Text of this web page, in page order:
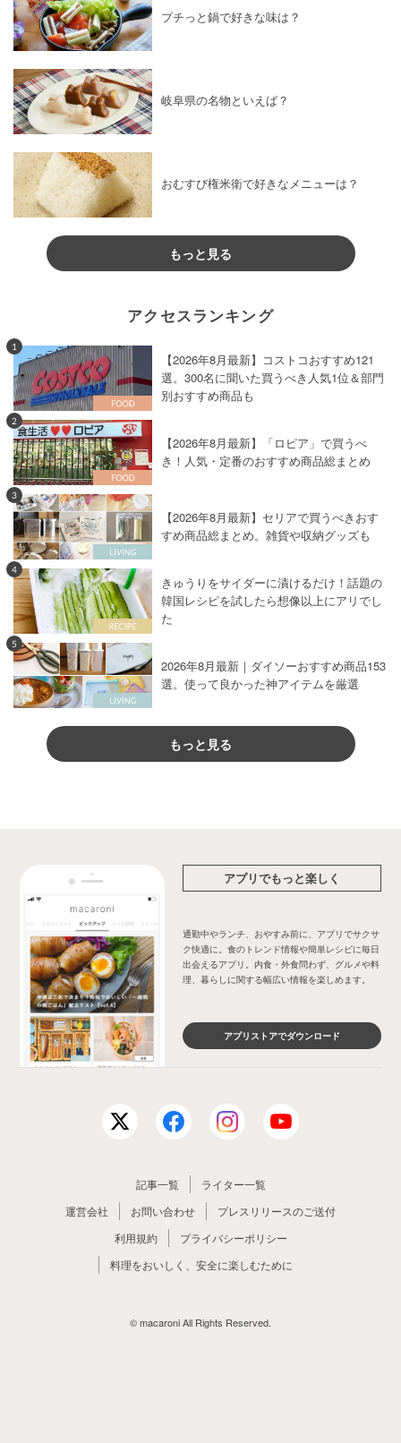
プチっと鍋で好きな味は？
岐阜県の名物といえば？
おむすび権米衛で好きなメニューは？
もっと見る
アクセスランキング
1
【2026年8月最新】コストコおすすめ121
選。300名に聞いた買うべき人気1位＆部門
別おすすめ商品も
2
【2026年8月最新】「ロピア」で買うべ
き！人気・定番のおすすめ商品総まとめ
3
【2026年8月最新】セリアで買うべきおす
すめ商品総まとめ。雑貨や収納グッズも
4
きゅうりをサイダーに漬けるだけ！話題の
韓国レシピを試したら想像以上にアリでし
た
5
2026年8月最新｜ダイソーおすすめ商品153
選。使って良かった神アイテムを厳選
もっと見る
アプリでもっと楽しく
通勤中やランチ、おやすみ前に、アプリでサクサ
ク快適に。食のトレンド情報や簡単レシピに毎日
出会えるアプリ。内食・外食問わず、グルメや料
理、暮らしに関する幅広い情報を楽しめます。
アプリストアでダウンロード
記事一覧
ライター一覧
運営会社
お問い合わせ
プレスリリースのご送付
利用規約
プライバシーポリシー
料理をおいしく、安全に楽しむために
© macaroni All Rights Reserved.